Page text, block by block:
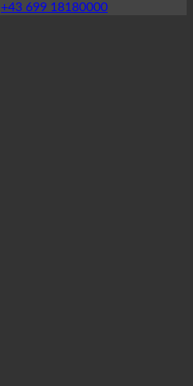
+43 699 18180000